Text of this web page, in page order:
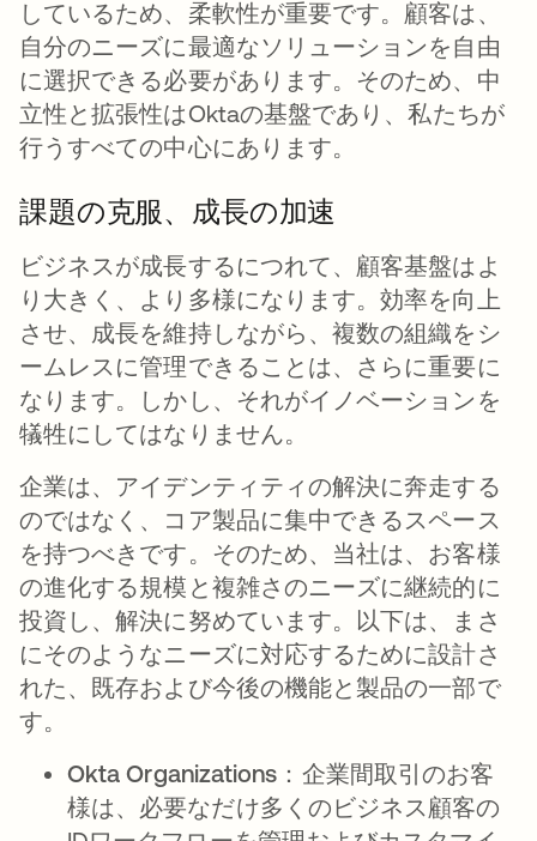
しているため、柔軟性が重要です。顧客は、
自分のニーズに最適なソリューションを自由
に選択できる必要があります。そのため、中
立性と拡張性はOktaの基盤であり、私たちが
行うすべての中心にあります。
課題の克服、成長の加速
ビジネスが成長するにつれて、顧客基盤はよ
り大きく、より多様になります。効率を向上
させ、成長を維持しながら、複数の組織をシ
ームレスに管理できることは、さらに重要に
なります。しかし、それがイノベーションを
犠牲にしてはなりません。
企業は、アイデンティティの解決に奔走する
のではなく、コア製品に集中できるスペース
を持つべきです。そのため、当社は、お客様
の進化する規模と複雑さのニーズに継続的に
投資し、解決に努めています。以下は、まさ
にそのようなニーズに対応するために設計さ
れた、既存および今後の機能と製品の一部で
す。
Okta Organizations ：企業間取引のお客
様は、必要なだけ多くのビジネス顧客の